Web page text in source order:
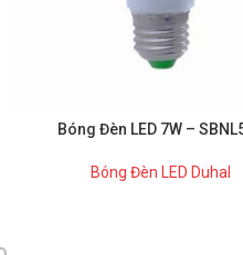
Bóng Đèn LED 7W –
Bóng Đèn LED Duhal